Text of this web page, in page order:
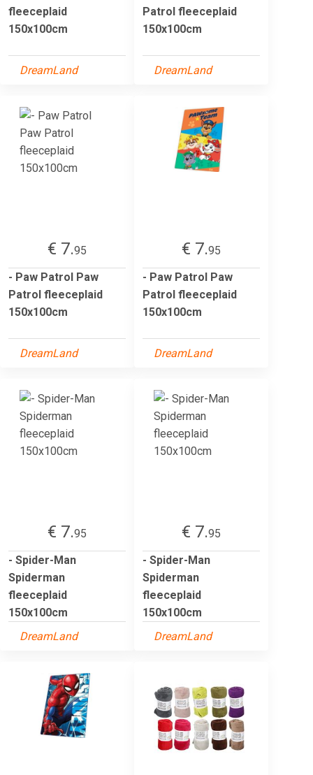
fleeceplaid
150x100cm
DreamLand
Patrol fleeceplaid
150x100cm
DreamLand
€ 7.95
- Paw Patrol Paw
Patrol fleeceplaid
150x100cm
DreamLand
€ 7.95
- Paw Patrol Paw
Patrol fleeceplaid
150x100cm
DreamLand
€ 7.95
- Spider-Man
Spiderman
fleeceplaid
150x100cm
DreamLand
€ 7.95
- Spider-Man
Spiderman
fleeceplaid
150x100cm
DreamLand